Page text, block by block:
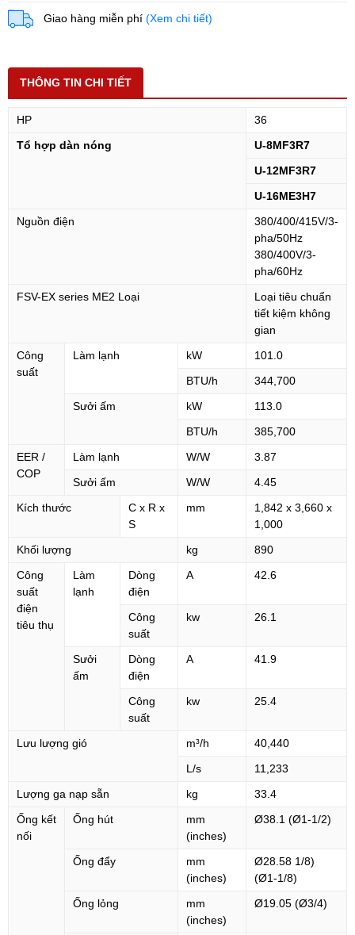
Giao hàng miễn phí (Xem chi tiết)
THÔNG TIN CHI TIẾT
HP
36
Tổ hợp dàn nóng
U-8MF3R7
U-12MF3R7
U-16ME3H7
Nguồn điện
380/400/415V/3-
pha/50Hz
380/400V/3-
pha/60Hz
FSV-EX series ME2 Loại
Loại tiêu chuẩn
tiết kiệm không
gian
Công
suất
Làm lạnh kW
101.0
BTU/h
344,700
Sưởi ấm
kW
113.0
BTU/h
385,700
EER /
COP
Làm lạnh W/W
3.87
Sưởi ấm
W/W
4.45
Kích thước
C x R x
S
mm
1,842 x 3,660 x
1,000
Khối lượng
kg
890
Công
suất
điện
tiêu thụ
Làm
lạnh
Dòng
điện
A 42.6
Công
suất
kw 26.1
Sưởi
ấm
Dòng
điện
A 41.9
Công
suất
kw 25.4
Lưu lượng gió m³/h
40,440
L/s
11,233
Lượng ga nạp sẵn
kg
33.4
Ống kết
nối
Ống hút
mm
(inches)
Ø38.1 (Ø1-1/2)
Ống đẩy
mm
(inches)
Ø28.58 1/8)
(Ø1-1/8)
Ống lỏng
mm
(inches)
Ø19.05 (Ø3/4)